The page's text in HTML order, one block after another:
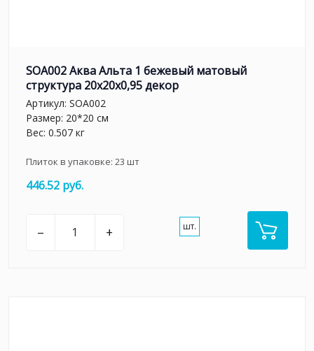
SOA002 Аква Альта 1 бежевый матовый
структура 20x20x0,95 декор
Артикул: SOA002
Размер: 20*20 см
Вес: 0.507 кг
Плиток в упаковке: 23 шт
446.52 руб.
– + шт.